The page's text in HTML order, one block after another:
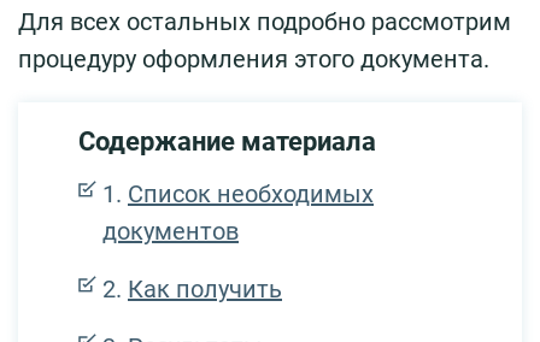
Для всех остальных подробно рассмотрим
процедуру оформления этого документа.
Содержание материала
Список необходимых
документов
Как получить